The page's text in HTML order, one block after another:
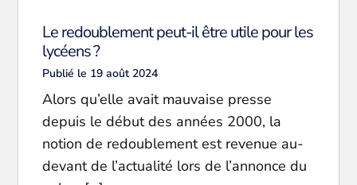
Le redoublement peut-il être utile pour les
lycéens ?
Publié le 19 août 2024
Alors qu’elle avait mauvaise presse
depuis le début des années 2000, la
notion de redoublement est revenue au-
devant de l’actualité lors de l’annonce du